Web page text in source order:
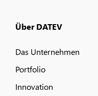
Über DATEV
Das Unternehmen
Portfolio
Innovation